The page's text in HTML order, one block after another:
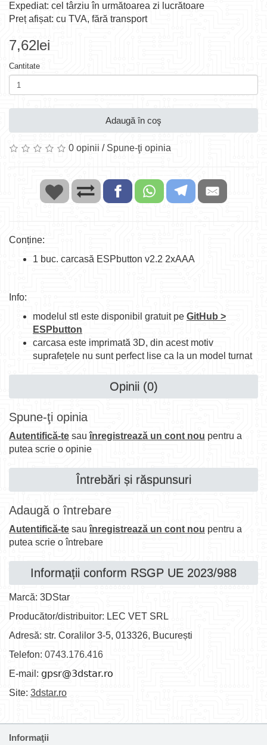
Expediat: cel târziu în următoarea zi lucrătoare
Preț afișat: cu TVA, fără transport
7,62lei
Cantitate
Adaugă în coş
0 opinii / Spune-ţi opinia
Conține:
1 buc. carcasă ESPbutton v2.2 2xAAA
Info:
modelul stl este disponibil gratuit pe GitHub >
ESPbutton
carcasa este imprimată 3D, din acest motiv
suprafețele nu sunt perfect lise ca la un model turnat
Opinii (0)
Spune-ţi opinia
Autentifică-te sauînregistrează un cont nou pentru a
putea scrie o opinie
Întrebări și răspunsuri
Adaugă o întrebare
Autentifică-te sauînregistrează un cont nou pentru a
putea scrie o întrebare
Informații conform RSGP UE 2023/988
Marcă: 3DStar
Producător/distribuitor: LEC VET SRL
Adresă: str. Coralilor 3-5, 013326, București
Telefon: 0743.176.416
E-mail:
Site: 3dstar.ro
Informaţii